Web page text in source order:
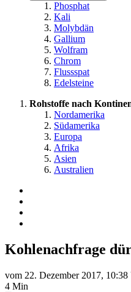
Phosphat
Kali
Molybdän
Gallium
Wolfram
Chrom
Flussspat
Edelsteine
Rohstoffe nach
Nordamerika
Südamerika
Europa
Afrika
Asien
Australien
Kohlenachfrage
vom 22. Dezember 2017, 10:38
4 Min